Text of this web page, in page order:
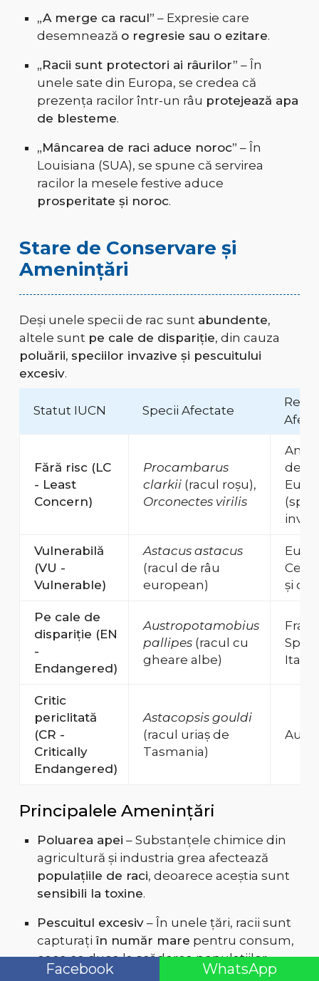
„A merge ca racul” – Expresie care
desemnează o regresie sau o ezitare.
„Racii sunt protectori ai râurilor” – În
unele sate din Europa, se credea că
prezența racilor într-un râu protejează apa
de blesteme.
„Mâncarea de raci aduce noroc” – În
Louisiana (SUA), se spune că servirea
racilor la mesele festive aduce
prosperitate și noroc.
Stare de Conservare și
Amenințări
Deși unele specii de rac sunt abundente,
altele sunt pe cale de dispariție, din cauza
poluării, speciilor invazive și pescuitului
excesiv.
Statut IUCN Specii Afectate
Fără risc (LC
- Least
Concern)
Procambarus
clarkii(racul roșu),
Orconectes virilis
de
Vulnerabilă
(VU -
Vulnerable)
Astacus astacus
(racul de râu
european)
și de
Pe cale de
dispariție (EN
-
Endangered)
Austropotamobius
pallipes(racul cu
gheare albe)
Italia
Critic
periclitată
(CR -
Critically
Endangered)
Astacopsis gouldi
(racul uriaș de
Tasmania)
Principalele Amenințări
Poluarea apei – Substanțele chimice din
agricultură și industria grea afectează
populațiile de raci, deoarece aceștia sunt
sensibili la toxine.
Pescuitul excesiv– În unele țări, racii sunt
capturați în număr mare pentru consum,
ceea ce duce la scăderea populațiilor.
Facebook WhatsApp